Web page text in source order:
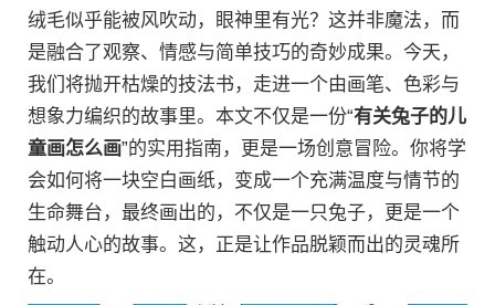
绒毛似乎能被风吹动，眼神里有光？这并非魔法，而
是融合了观察、情感与简单技巧的奇妙成果。今天，
我们将抛开枯燥的技法书，走进一个由画笔、色彩与
想象力编织的故事里。本文不仅是一份“有关兔子的儿
童画怎么画”的实用指南，更是一场创意冒险。你将学
会如何将一块空白画纸，变成一个充满温度与情节的
生命舞台，最终画出的，不仅是一只兔子，更是一个
触动人心的故事。这，正是让作品脱颖而出的灵魂所
在。